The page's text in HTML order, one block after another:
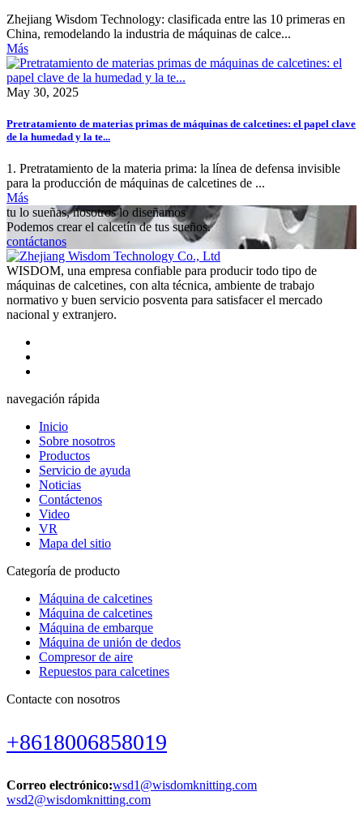
Zhejiang Wisdom Technology: clasificada entre las 10 primeras en
China, remodelando la industria de máquinas de calce...
Más
May 30, 2025
Pretratamiento de materias primas de máquinas de calcetines: el papel clave
de la humedad y la te...
1. Pretratamiento de la materia prima: la línea de defensa invisible
para la producción de máquinas de calcetines de ...
Más
tu lo sueñas, nosotros lo diseñamos
Podemos crear el calcetín de tus sueños.
contáctanos
WISDOM, una empresa confiable para producir todo tipo de
máquinas de calcetines, con alta técnica, ambiente de trabajo
normativo y buen servicio posventa para satisfacer el mercado
nacional y extranjero.
navegación rápida
Inicio
Sobre nosotros
Productos
Servicio de ayuda
Noticias
Contáctenos
Video
VR
Mapa del sitio
Categoría de producto
Máquina de calcetines
Máquina de calcetines
Máquina de embarque
Máquina de unión de dedos
Compresor de aire
Repuestos para calcetines
Contacte con nosotros
+8618006858019
Correo electrónico:wsd1@wisdomknitting.com
wsd2@wisdomknitting.com